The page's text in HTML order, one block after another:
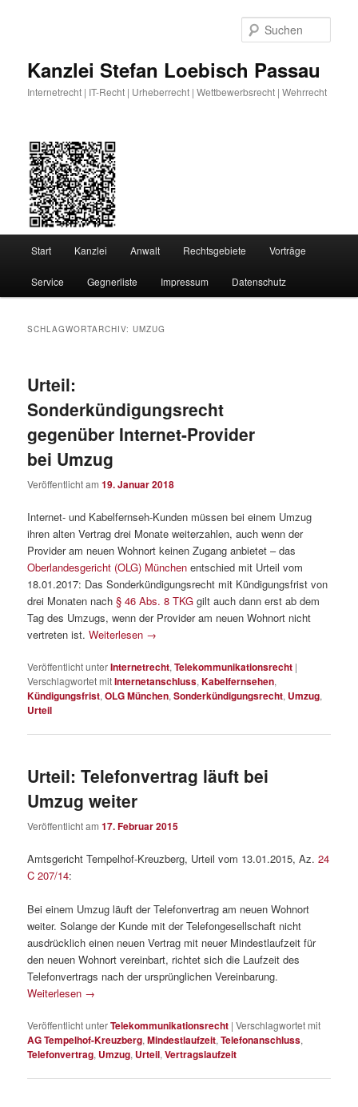
Kanzlei Stefan Loebisch Passau
Internetrecht | IT-Recht | Urheberrecht | Wettbewerbsrecht | Wehrrecht
Start Kanzlei Anwalt Rechtsgebiete Vorträge
Service Gegnerliste Impressum Datenschutz
SCHLAGWORTARCHIV:UMZUG
Urteil:
Sonderkündigungsrecht
gegenüber Internet-Provider
bei Umzug
Veröffentlicht am19. Januar 2018
Internet- und Kabelfernseh-Kunden müssen bei einem Umzug
ihren alten Vertrag drei Monate weiterzahlen, auch wenn der
Provider am neuen Wohnort keinen Zugang anbietet – das
Oberlandesgericht (OLG) München entschied mit Urteil vom
18.01.2017: Das Sonderkündigungsrecht mit Kündigungsfrist von
drei Monaten nach§ 46 Abs. 8 TKG gilt auch dann erst ab dem
Tag des Umzugs, wenn der Provider am neuen Wohnort nicht
vertreten ist.Weiterlesen →
Veröffentlicht unterInternetrecht,Telekommunikationsrecht |
Verschlagwortet mitInternetanschluss,Kabelfernsehen,
Kündigungsfrist,OLG München,Sonderkündigungsrecht, Umzug,
Urteil
Urteil: Telefonvertrag läuft bei
Umzug weiter
Veröffentlicht am17. Februar 2015
Amtsgericht Tempelhof-Kreuzberg, Urteil vom 13.01.2015, Az.24
C 207/14:
Bei einem Umzug läuft der Telefonvertrag am neuen Wohnort
weiter. Solange der Kunde mit der Telefongesellschaft nicht
ausdrücklich einen neuen Vertrag mit neuer Mindestlaufzeit für
den neuen Wohnort vereinbart, richtet sich die Laufzeit des
Telefonvertrags nach der ursprünglichen Vereinbarung.
Weiterlesen →
Veröffentlicht unterTelekommunikationsrecht |Verschlagwortet mit
AG Tempelhof-Kreuzberg,Mindestlaufzeit,Telefonanschluss,
Telefonvertrag, Umzug, Urteil,Vertragslaufzeit